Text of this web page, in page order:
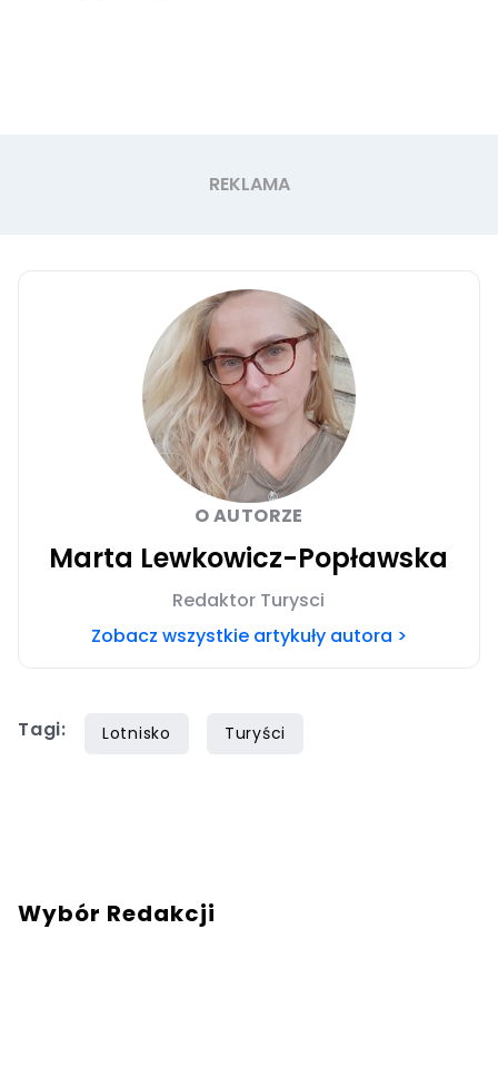
O AUTORZE
Marta Lewkowicz-Popławska
Redaktor Turysci
Zobacz wszystkie artykuły autora >
Tagi: Lotnisko Turyści
Wybór Redakcji